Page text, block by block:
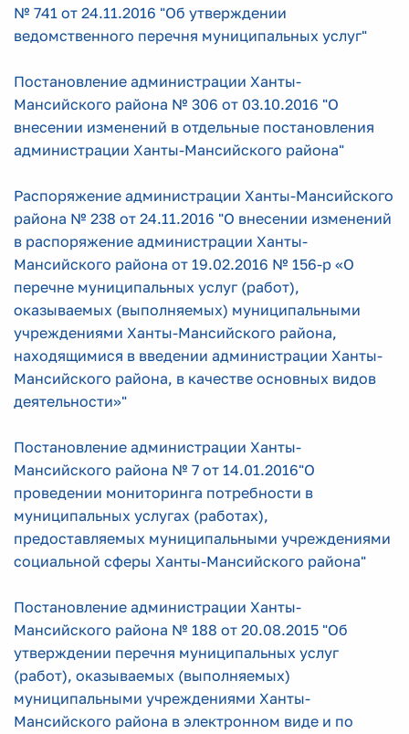
№ 741 от 24.11.2016 "Об утверждении
ведомственного перечня муниципальных услуг"
Постановление администрации Ханты-
Мансийского района № 306 от 03.10.2016 "О
внесении изменений в отдельные постановления
администрации Ханты-Мансийского района"
Распоряжение администрации Ханты-Мансийского
района № 238 от 24.11.2016 "О внесении изменений
в распоряжение администрации Ханты-
Мансийского района от 19.02.2016 № 156-р «О
перечне муниципальных услуг (работ),
оказываемых (выполняемых) муниципальными
учреждениями Ханты-Мансийского района,
находящимися в введении администрации Ханты-
Мансийского района, в качестве основных видов
деятельности»"
Постановление администрации Ханты-
Мансийского района № 7 от 14.01.2016"О
проведении мониторинга потребности в
муниципальных услугах (работах),
предоставляемых муниципальными учреждениями
социальной сферы Ханты-Мансийского района"
Постановление администрации Ханты-
Мансийского района № 188 от 20.08.2015 "Об
утверждении перечня муниципальных услуг
(работ), оказываемых (выполняемых)
муниципальными учреждениями Ханты-
Мансийского района в электронном виде и по